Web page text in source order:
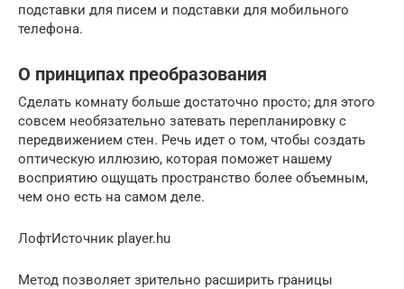
подставки для писем и подставки для мобильного
телефона.
О принципах преобразования
Сделать комнату больше достаточно просто; для этого
совсем необязательно затевать перепланировку с
передвижением стен. Речь идет о том, чтобы создать
оптическую иллюзию, которая поможет нашему
восприятию ощущать пространство более объемным,
чем оно есть на самом деле.
ЛофтИсточник player.hu
Метод позволяет зрительно расширить границы